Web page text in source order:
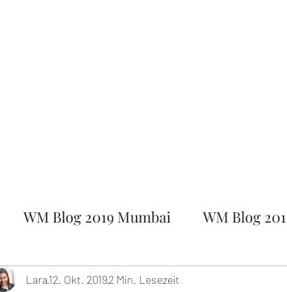
WM Blog 2019 Mumbai WM Blog
Olympiade 2020 Online-
Lara12. Okt. 20192 Min. Lesezeit